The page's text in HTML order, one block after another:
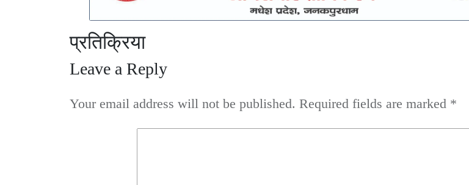
प्रतिक्रिया
Leave a Reply
Your email address will not be published. Required fields are marked *